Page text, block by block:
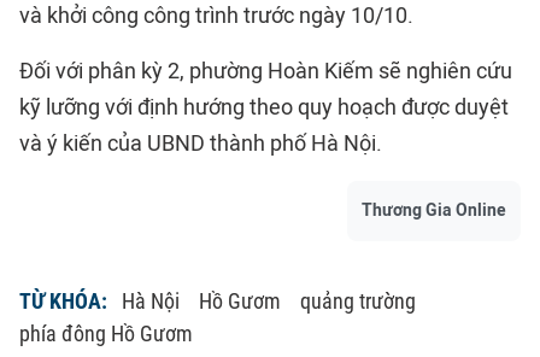
và khởi công công trình trước ngày 10/10.
Đối với phân kỳ 2, phường Hoàn Kiếm sẽ nghiên cứu
kỹ lưỡng với định hướng theo quy hoạch được duyệt
và ý kiến của UBND thành phố Hà Nội.
Thương Gia Online
TỪ KHÓA: Hà Nội Hồ Gươm
quảng trường
phía đông Hồ Gươm